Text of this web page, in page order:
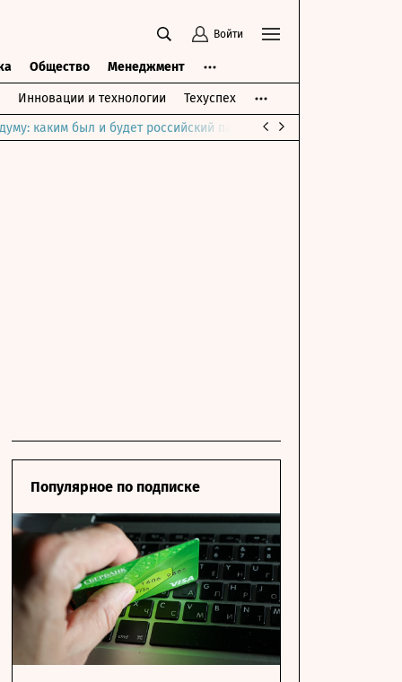
Войти
Общество Менеджмент
Инновации и технологии Техуспех
каким был и будет российский парламент
Популярное по подписке